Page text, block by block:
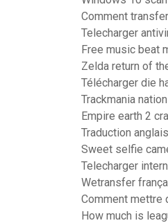
Comment
Telecharger
Free music beat
Zelda return of
Télécharger die
Trackmania
Empire earth 2
Traduction
Sweet selfie
Telecharger
Wetransfer
Comment mettre
How much is